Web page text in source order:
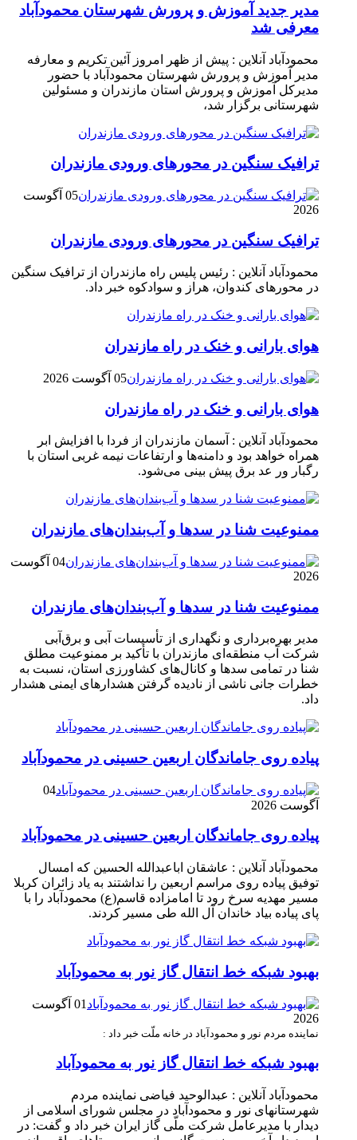
مدیر جدید آموزش و پرورش شهرستان محمودآباد
معرفی شد
محمودآباد آنلاین : پیش از ظهر امروز آئین تکریم و معارفه
مدیر آموزش و پرورش شهرستان محمودآباد با حضور
مدیرکل آموزش و پرورش استان مازندران و مسئولین
شهرستانی برگزار شد،
ترافیک سنگین در محور‌های ورودی مازندران
05 آگوست
2026
ترافیک سنگین در محور‌های ورودی مازندران
محمودآباد آنلاین : رئیس پلیس راه مازندران از ترافیک سنگین
در محور‌های کندوان، هراز و سوادکوه خبر داد.
هوای بارانی و خنک در راه مازندران
05 آگوست 2026
هوای بارانی و خنک در راه مازندران
محمودآباد آنلاین : آسمان مازندران از فردا با افزایش ابر
همراه خواهد بود و دامنه‌ها و ارتفاعات نیمه غربی استان با
رگبار ور عد برق پیش بینی می‌شود.
ممنوعیت شنا در سدها و آب‌بندان‌‌های مازندران
04 آگوست
2026
ممنوعیت شنا در سدها و آب‌بندان‌‌های مازندران
مدیر بهره‌برداری و نگهداری از تأسیسات آبی و برق‌آبی
شرکت آب منطقه‌ای مازندران با تأکید بر ممنوعیت مطلق
شنا در تمامی سدها و کانال‌های کشاورزی استان، نسبت به
خطرات جانی ناشی از نادیده گرفتن هشدارهای ایمنی هشدار
داد.
پیاده روی جاماندگان اربعین حسینی در محمودآباد
04
آگوست 2026
پیاده روی جاماندگان اربعین حسینی در محمودآباد
محمودآباد آنلاین : عاشقان اباعبدالله الحسین که امسال
توفیق پیاده روی مراسم اربعین را نداشتند به یاد زائران کربلا
مسیر مهدیه سرخ رود تا امامزاده قاسم(ع) محمودآباد را با
پای پیاده بیاد خاندان آل الله طی مسیر کردند.
بهبود شبکه خط انتقال گاز نور به محمودآباد
01 آگوست
2026
نماینده مردم نور و محمودآباد در خانه ملّت خبر داد :
بهبود شبکه خط انتقال گاز نور به محمودآباد
محمودآباد آنلاین : عبدالوحید فیاضی نماینده مردم
شهرستانهای نور و محمودآباد در مجلس شورای اسلامی از
دیدار با مدیرعامل شرکت ملّی گاز ایران خبر داد و گفت: در